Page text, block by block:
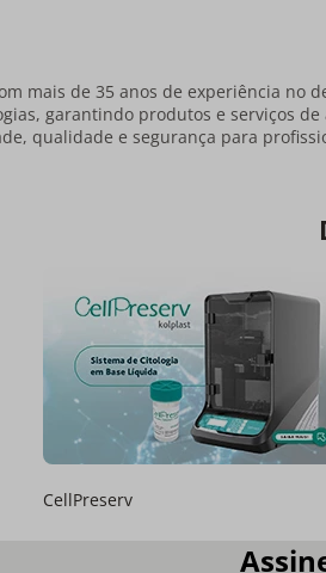
mais de 35 anos de experiência no
garantindo produtos e serviços
qualidade e segurança para
CellPreserv